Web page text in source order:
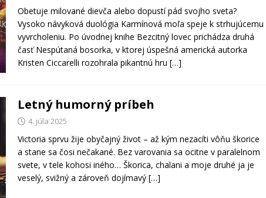
Obetuje milované dievča alebo dopustí pád svojho sveta?
Vysoko návyková duológia Karmínová moľa speje k strhujúcemu
vyvrcholeniu. Po úvodnej knihe Bezcitný lovec prichádza druhá
časť Nespútaná bosorka, v ktorej úspešná americká autorka
Kristen Ciccarelli rozohrala pikantnú hru […]
Letný humorný príbeh
4. júla 2025
Victoria sprvu žije obyčajný život – až kým nezacíti vôňu škorice
a stane sa čosi nečakané. Bez varovania sa ocitne v paralelnom
svete, v tele kohosi iného… Škorica, chalani a moje druhé ja je
veselý, svižný a zároveň dojímavý […]